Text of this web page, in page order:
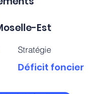
Est
Stratégie
Déficit foncier